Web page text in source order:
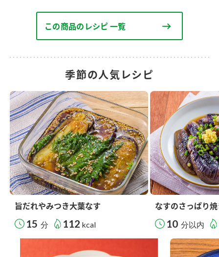
この商品のレシピ 一覧
季節の人気レシピ
旨だれやみつき大葉なす
15 分 112 kcal
なすのさっぱり
10 分以内